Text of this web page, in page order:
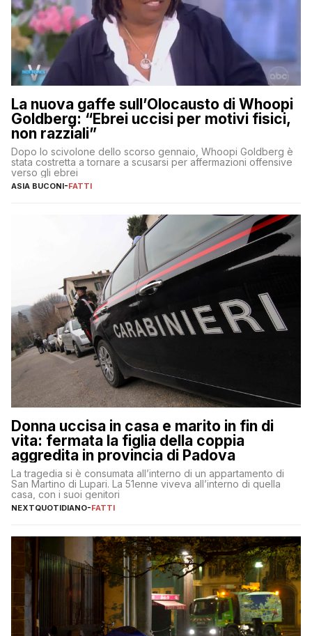
La nuova gaffe sull’Olocausto di Whoopi
Goldberg: “Ebrei uccisi per motivi fisici,
non razziali”
Dopo lo scivolone dello scorso gennaio, Whoopi Goldberg è
stata costretta a tornare a scusarsi per affermazioni offensive
verso gli ebrei
ASIA BUCONI-FATTI
Donna uccisa in casa e marito in fin di
vita: fermata la figlia della coppia
aggredita in provincia di Padova
La tragedia si è consumata all’interno di un appartamento di
San Martino di Lupari. La 51enne viveva all’interno di quella
casa, con i suoi genitori
NEXTQUOTIDIANO-FATTI